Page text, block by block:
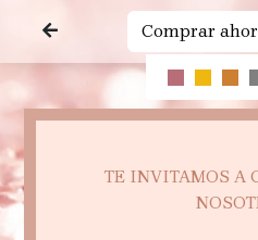
Comprar
TE INVITAMOS A